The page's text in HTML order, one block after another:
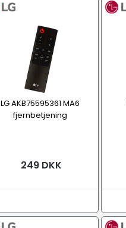
LG AKB75595361 MA6
fjernbetjening
249 DKK